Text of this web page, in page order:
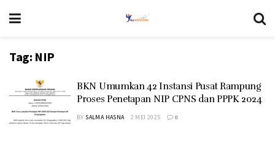
Tag: NIP
BKN Umumkan 42 Instansi Pusat Rampung
Proses Penetapan NIP CPNS dan PPPK 2024
BY SALMA HASNA 2 MEI 2025 0